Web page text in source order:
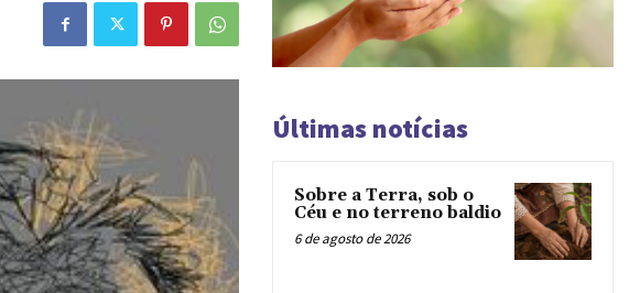
Últimas notícias
Sobre a Terra, sob o
Céu e no terreno baldio
6 de agosto de 2026